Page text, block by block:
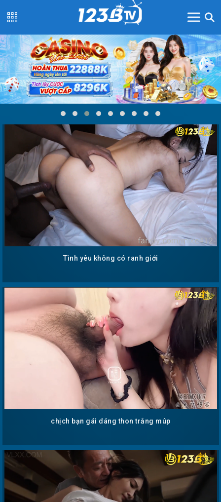
Tình yêu không có ranh giới
chịch bạn gái dáng thon trắng múp